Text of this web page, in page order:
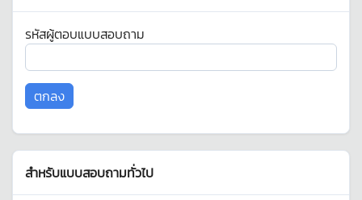
รหัสผู้ตอบแบบสอบถาม
สำหรับแบบสอบถามทั่วไป